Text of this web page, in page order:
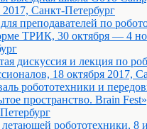
2017, Санкт-Петербург
преподавателей по
ТРИК, 30 октября — 4
дискуссия и лекция по
18 октября 2017,
робототехники и
пространство. Brain
робототехники, 8